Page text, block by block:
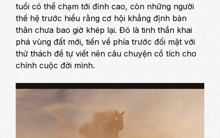
tuổi có thể chạm tới đỉnh cao, còn những người
thế hệ trước hiểu rằng cơ hội khẳng định bản
thân chưa bao giờ khép lại. Đó là tinh thần khai
phá vùng đất mới, tiến về phía trước đối mặt với
thử thách để tự viết nên câu chuyện cổ tích cho
chính cuộc đời mình.